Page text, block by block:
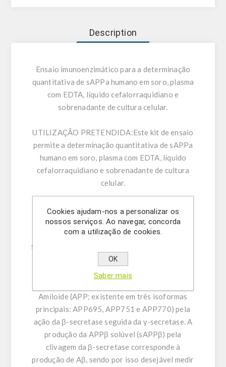
Description
Ensaio imunoenzimático para a determinação
quantitativa de sAPPa humano em soro, plasma
com EDTA, líquido cefalorraquidiano e
sobrenadante de cultura celular.
UTILIZAÇÃO PRETENDIDA:Este kit de ensaio
permite a determinação quantitativa de sAPPa
humano em soro, plasma com EDTA, líquido
cefalorraquidiano e sobrenadante de cultura
celular.
INFORMAÇÃO GERAL:A doença de Alzheimer
(DA) foi descrita pela primeira vez por A.
Alzheimer, neuropatologista alemão, em 1907,
sendo considerada uma das principais causas de
demência. Sabe-se que a proteína β-amiloide
(Aβ), principal constituinte das placas senis, é
Amiloide (APP; existente em três isoformas
principais: APP695, APP751 e APP770) pela
ação da β-secretase seguida da γ-secretase. A
produção da APPβ solúvel (sAPPβ) pela
clivagem da β-secretase corresponde à
produção de Aβ, sendo por isso desejável medir
Cookies ajudam-nos a personalizar os
nossos serviços. Ao navegar, concorda
com a utilização de cookies.
OK
Saber mais